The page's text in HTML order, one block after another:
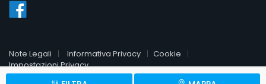
Note Legali Informativa Privacy
Cookie
Impostazioni Privacy